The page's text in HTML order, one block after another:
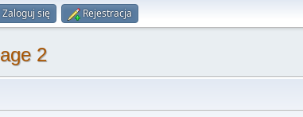
Zaloguj się Rejestracja
2